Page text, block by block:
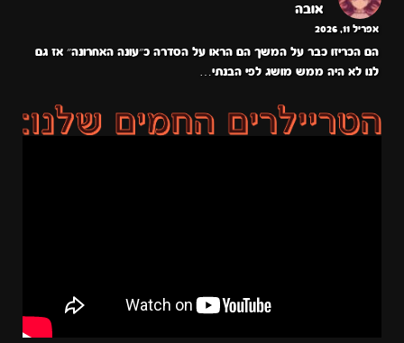
אובה
אפריל 11, 2026
הם הכריזו כבר על המשך הם הראו על הסדרה כ״עונה האחרונה״ אז גם
לנו לא היה ממש מושג לפי הבנתי…